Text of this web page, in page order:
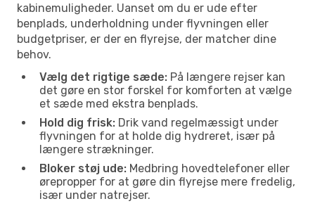
kabinemuligheder. Uanset om du er ude efter
benplads, underholdning under flyvningen eller
budgetpriser, er der en flyrejse, der matcher dine
behov.
Vælg det rigtige sæde: På længere rejser kan
det gøre en stor forskel for komforten at vælge
et sæde med ekstra benplads.
Hold dig frisk: Drik vand regelmæssigt under
flyvningen for at holde dig hydreret, især på
længere strækninger.
Bloker støj ude: Medbring hovedtelefoner eller
ørepropper for at gøre din flyrejse mere fredelig,
især under natrejser.